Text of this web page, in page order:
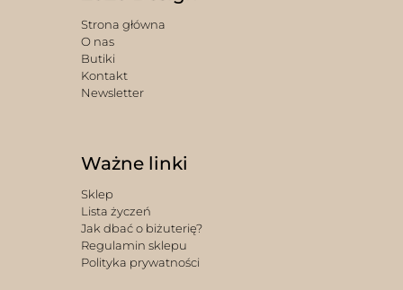
Strona główna
O nas
Butiki
Kontakt
Newsletter
Ważne linki
Sklep
Lista życzeń
Jak dbać o biżuterię?
Regulamin sklepu
Polityka prywatności